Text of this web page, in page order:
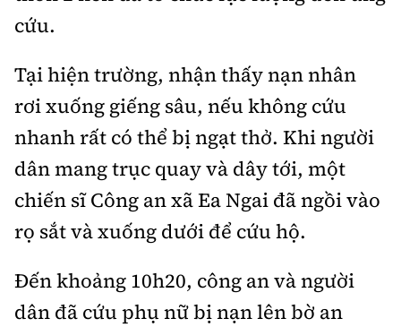
Tổng biên tập: Nguyễn Thị Hồng Nga
Nguyễn Đức Thắng, La Đức Hùng
Hotline:
0901 514 799
Quảng cáo và Phát hành:
0915 057 282
Email:
bandoc@baoxaydung.vn
Cấm sao chép dưới mọi hình thức nếu không có sự
chấp thuận bằng văn bản.
cứu.
Tại hiện trường, nhận thấy nạn nhân
rơi xuống giếng sâu, nếu không cứu
nhanh rất có thể bị ngạt thở. Khi người
dân mang trục quay và dây tới, một
chiến sĩ Công an xã Ea Ngai đã ngồi vào
rọ sắt và xuống dưới để cứu hộ.
Đến khoảng 10h20, công an và người
dân đã cứu phụ nữ bị nạn lên bờ an